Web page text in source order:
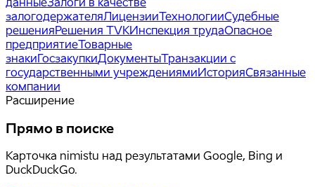
залогодержателяЛицензииТехнологииСудебные
решенияРешения TVKИнспекция трудаОпасное
предприятиеТоварные
знакиГосзакупкиДокументыТранзакции с
государственными учреждениямиИсторияСвязанные
компании
Расширение
Прямо в поиске
Карточка nimistu над результатами Google, Bing и
DuckDuckGo.